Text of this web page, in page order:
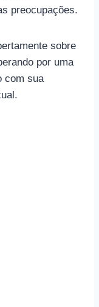
preocupações.
sobre
por uma
com sua